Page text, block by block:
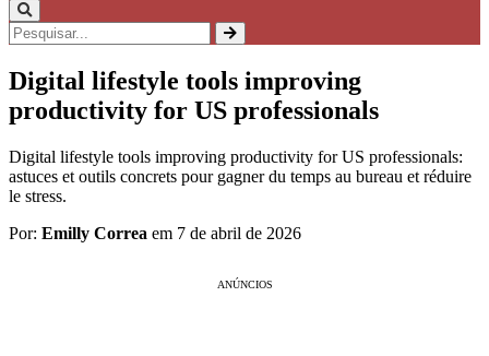
Digital lifestyle tools improving
productivity for US professionals
Digital lifestyle tools improving productivity for US professionals:
astuces et outils concrets pour gagner du temps au bureau et réduire
le stress.
Por: Emilly Correa em 7 de abril de 2026
ANÚNCIOS